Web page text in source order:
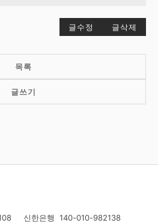
글수정 글삭제
목록
글쓰기
신한은행 140-010-982138